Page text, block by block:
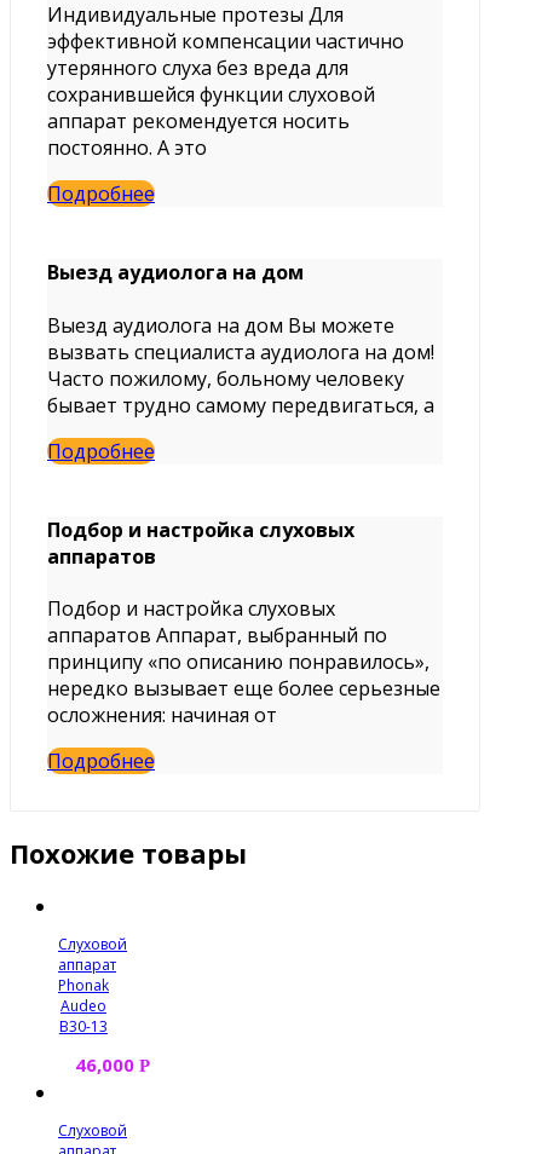
Индивидуальные протезы Для
эффективной компенсации частично
утерянного слуха без вреда для
сохранившейся функции слуховой
аппарат рекомендуется носить
постоянно. А это
Подробнее
Выезд аудиолога на дом
Выезд аудиолога на дом Вы можете
вызвать специалиста аудиолога на дом!
Часто пожилому, больному человеку
бывает трудно самому передвигаться, а
Подробнее
Подбор и настройка слуховых
аппаратов
Подбор и настройка слуховых
аппаратов Аппарат, выбранный по
принципу «по описанию понравилось»,
нередко вызывает еще более серьезные
осложнения: начиная от
Подробнее
Похожие товары
Слуховой
аппарат
Phonak
Audeo
B30-13
46,000 Р
Слуховой